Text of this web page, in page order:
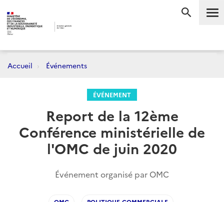
Accueil Événements
ÉVÉNEMENT
Report de la 12ème
Conférence ministérielle de
l'OMC de juin 2020
Événement organisé par OMC